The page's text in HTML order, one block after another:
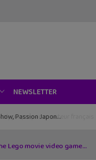
NEWSLETTER
Passion Japon…
Lego movie video game…